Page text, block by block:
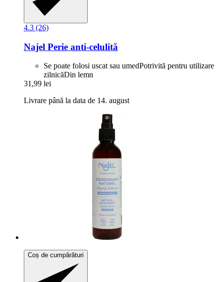
4.3 (26)
Najel Perie anti-​celulită
Se poate folosi uscat sau umedPotrivită pentru utilizare
zilnicăDin lemn
31,99 lei
Livrare până la data de 14. august
Coș de cumpărături